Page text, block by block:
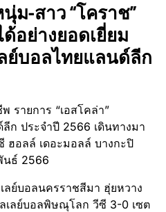
ม-สาว “โคราช”
อย่างยอดเยี่ยม
ย์บอลไทยแลนด์ลีก
รายการ “เอสโคล่า”
ก ประจำปี 2566 เดินทางมา
ฮอลล์ เดอะมอลล์ บางกะปิ
นธ์ 2566
ลย์บอลนครราชสีมา ฮุ่ยหวาง
ลย์บอลพิษณุโลก วีซี 3-0 เซต